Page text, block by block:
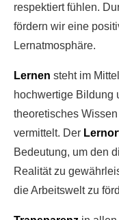
respektiert fühlen.
fördern wir eine
Lernatmosphäre.
Lernen steht im
hochwertige Bildung
theoretisches
vermittelt. Der
Bedeutung, um den
Realität zu
die Arbeitswelt zu